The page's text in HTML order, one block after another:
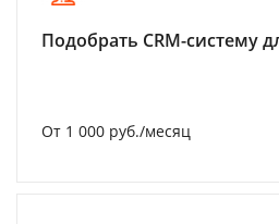
Подобрать CRM-систему
От 1 000 руб./месяц